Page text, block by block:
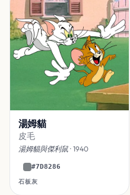
湯姆貓
皮毛
湯姆貓與傑利鼠· 1940
#7D8286
石板灰